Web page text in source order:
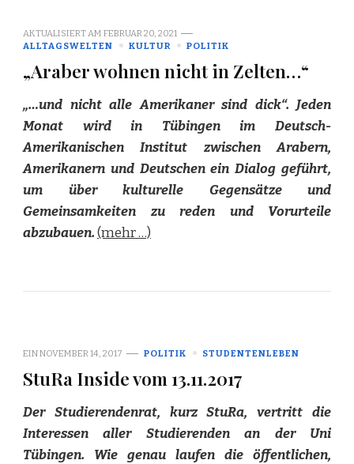
AKTUALISIERT AM FEBRUAR 20, 2021
ALLTAGSWELTEN
KULTUR POLITIK
„Araber wohnen nicht in Zelten…“
„…und nicht alle Amerikaner sind dick“. Jeden
Monat wird in Tübingen im Deutsch-
Amerikanischen Institut zwischen Arabern,
Amerikanern und Deutschen ein Dialog geführt,
um über kulturelle Gegensätze und
Gemeinsamkeiten zu reden und Vorurteile
abzubauen.(mehr …)
EINNOVEMBER 14, 2017 POLITIK STUDENTENLEBEN
StuRa Inside vom 13.11.2017
Der Studierendenrat, kurz StuRa, vertritt die
Interessen aller Studierenden an der Uni
Tübingen. Wie genau laufen die öffentlichen,